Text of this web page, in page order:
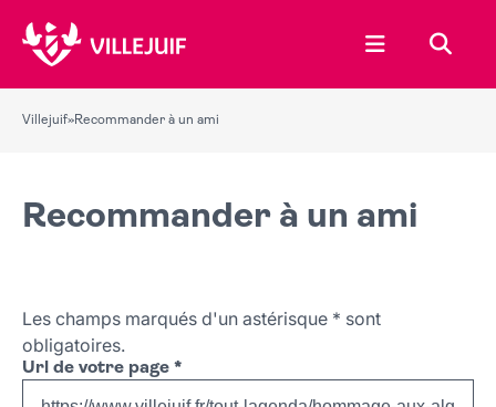
Ouvrir le
Villejuif»Recommander à un ami
Recommander à un ami
Les champs marqués d'un astérisque * sont
obligatoires.
Url de votre page *